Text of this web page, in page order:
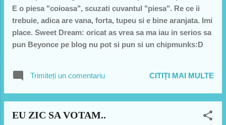
E o piesa "coioasa", scuzati cuvantul "piesa". Re ce ii
trebuie, adica are vana, forta, tupeu si e bine aranjata. Imi
place. Sweet Dream: oricat as vrea sa ma iau in serios sa
pun Beyonce pe blog nu pot si pun si un chipmunks:D
Trimiteți un comentariu CITIȚI MAI MULTE
EU ZIC SA VOTAM..